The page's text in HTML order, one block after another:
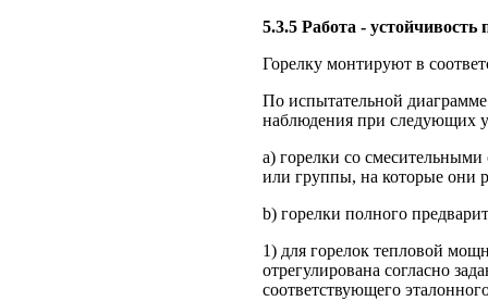
5.3.5 Работа - устойчивость
Горелку монтируют в
По испытательной
наблюдения при следующих
а) горелки со
или группы, на которые они
b) горелки полного
1) для горелок тепловой
отрегулирована согласно
соответствующего